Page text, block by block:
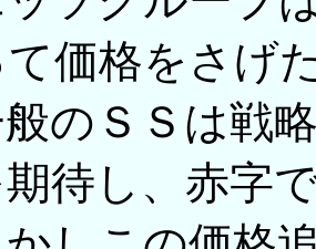
価格をさげ
般のＳＳは戦
待し、赤字